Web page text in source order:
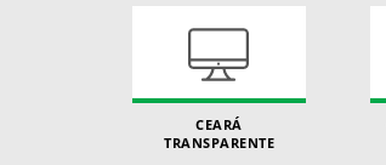
CEARÁ
TRANSPARENTE